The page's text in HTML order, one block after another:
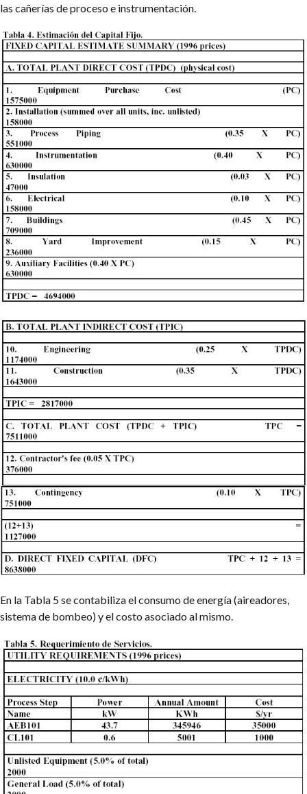
las cañerías de proceso e instrumentación.
En la Tabla 5 se contabiliza el consumo de energía (aireadores,
sistema de bombeo) y el costo asociado al mismo.